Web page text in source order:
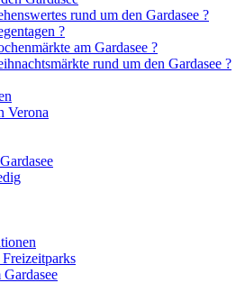
rund um den Gardasee ?
?
am Gardasee ?
rund um den Gardasee ?
Verona